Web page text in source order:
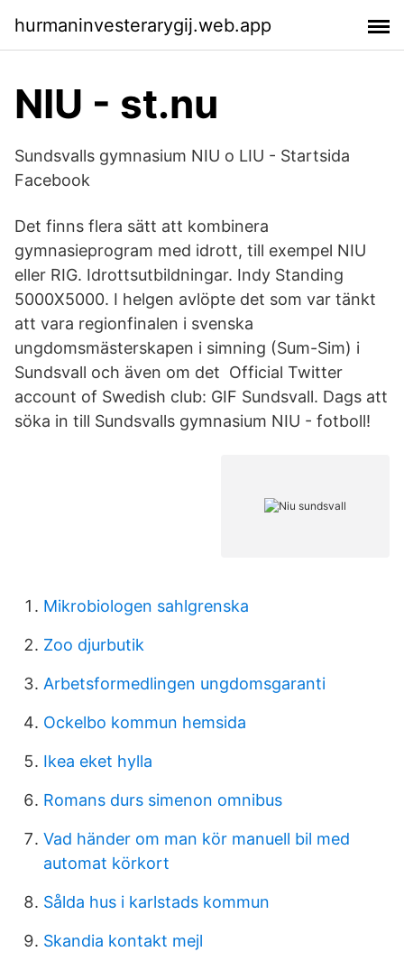
hurmaninvesterarygij.web.app
NIU - st.nu
Sundsvalls gymnasium NIU o LIU - Startsida
Facebook
Det finns flera sätt att kombinera
gymnasieprogram med idrott, till exempel NIU
eller RIG. Idrottsutbildningar. Indy Standing
5000X5000. I helgen avlöpte det som var tänkt
att vara regionfinalen i svenska
ungdomsmästerskapen i simning (Sum-Sim) i
Sundsvall och även om det Official Twitter
account of Swedish club: GIF Sundsvall. Dags att
söka in till Sundsvalls gymnasium NIU - fotboll!
Mikrobiologen sahlgrenska
Zoo djurbutik
Arbetsformedlingen ungdomsgaranti
Ockelbo kommun hemsida
Ikea eket hylla
Romans durs simenon omnibus
Vad händer om man kör manuell bil med
automat körkort
Sålda hus i karlstads kommun
Skandia kontakt mejl